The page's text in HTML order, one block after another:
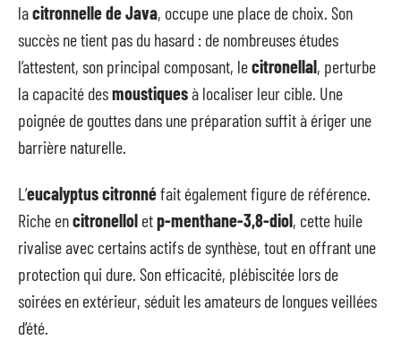
lacitronnelle de Java, occupe une place de choix. Son
succès ne tient pas du hasard : de nombreuses études
l’attestent, son principal composant, lecitronellal, perturbe
la capacité desmoustiquesà localiser leur cible. Une
poignée de gouttes dans une préparation suffit à ériger une
barrière naturelle.
L’eucalyptus citronnéfait également figure de référence.
Riche encitronellol etp-menthane-3,8-diol, cette huile
rivalise avec certains actifs de synthèse, tout en offrant une
protection qui dure. Son efficacité, plébiscitée lors de
soirées en extérieur, séduit les amateurs de longues veillées
d’été.